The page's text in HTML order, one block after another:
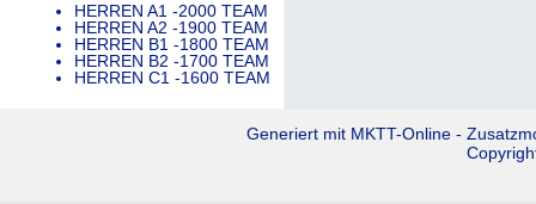
HERREN A1 -2000 TEAM
HERREN A2 -1900 TEAM
HERREN B1 -1800 TEAM
HERREN B2 -1700 TEAM
HERREN C1 -1600 TEAM
Generiert mit MKTT-Online-